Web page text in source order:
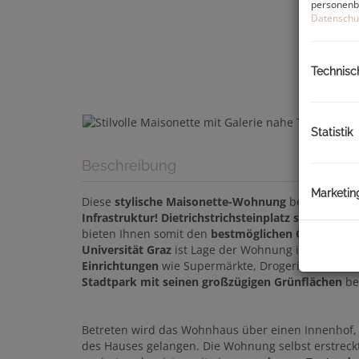
Beschreibung
Diese stylische Maisonette-Wohnung befindet sich
Infrastruktur! Dietrichstrichsteinplatz sowie
bieten Ihnen somit den bestmöglichen ÖPNV-
Universität Graz ist Lage der Wohnung
Einrichtungen wie Supermärkte, Drogeriemärkte,
Stadtpark mit seinen großzügigen Grünflächen
Betreten wird das Wohnhaus über einen
des Hauses gelangen. Die Wohnung selbst
Statistik